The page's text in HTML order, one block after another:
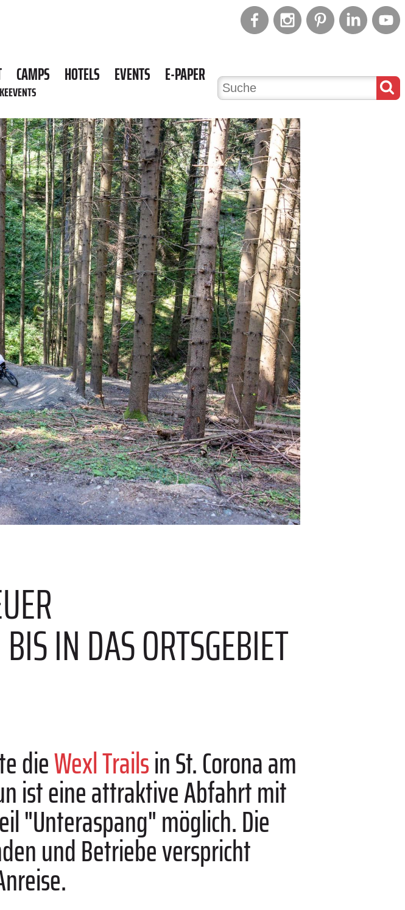
CAMPS HOTELS EVENTS E-PAPER
IN DAS ORTSGEBIET
dieWexl Trailsin St. Corona am
ist eine attraktive Abfahrt mit
"Unteraspang" möglich. Die
und Betriebe verspricht